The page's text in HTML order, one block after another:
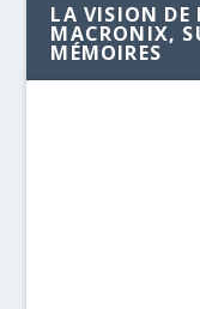
LA VISION DE
MACRONIX,
MÉMOIRES